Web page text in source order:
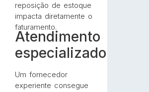
reposição de estoque
impacta diretamente o
faturamento.
Atendimento
especializado
Um fornecedor
experiente consegue